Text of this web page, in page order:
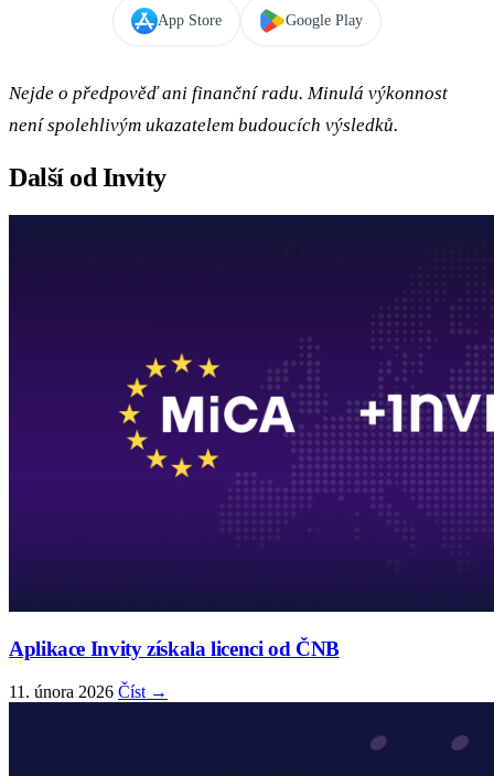
App Store Google Play
Nejde o předpověď ani finanční radu. Minulá výkonnost
není spolehlivým ukazatelem budoucích výsledků.
Další od Invity
Aplikace Invity získala licenci od ČNB
11. února 2026 Číst →